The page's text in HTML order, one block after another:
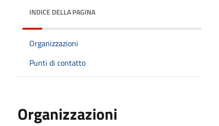
INDICE DELLA PAGINA
Organizzazioni
Punti di contatto
Organizzazioni